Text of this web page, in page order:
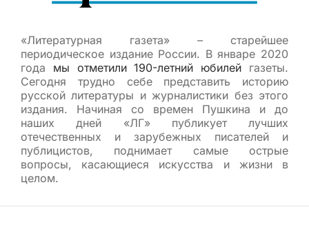
«Литературная газета» – старейшее
периодическое издание России. В январе 2020
года мы отметили 190-летний юбилей газеты.
Сегодня трудно себе представить историю
русской литературы и журналистики без этого
издания. Начиная со времен Пушкина и до
наших дней «ЛГ» публикует лучших
отечественных и зарубежных писателей и
публицистов, поднимает самые острые
вопросы, касающиеся искусства и жизни в
целом.